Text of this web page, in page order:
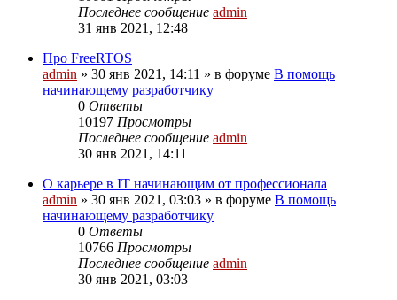
Последнее сообщение admin
31 янв 2021, 12:48
Про FreeRTOS
admin » 30 янв 2021, 14:11 » в форуме В помощь
начинающему разработчику
0 Ответы
10197 Просмотры
Последнее сообщение admin
30 янв 2021, 14:11
О карьере в IT начинающим от профессионала
admin » 30 янв 2021, 03:03 » в форуме В помощь
начинающему разработчику
0 Ответы
10766 Просмотры
Последнее сообщение admin
30 янв 2021, 03:03